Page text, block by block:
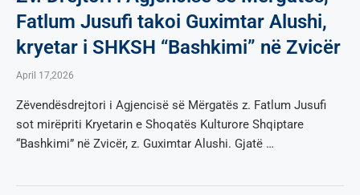
Fatlum Jusufi takoi Guximtar Alushi,
kryetar i SHKSH “Bashkimi” në Zvicër
April 17,2026
Zëvendësdrejtori i Agjencisë së Mërgatës z. Fatlum Jusufi
sot mirëpriti Kryetarin e Shoqatës Kulturore Shqiptare
“Bashkimi” në Zvicër, z. Guximtar Alushi. Gjatë …